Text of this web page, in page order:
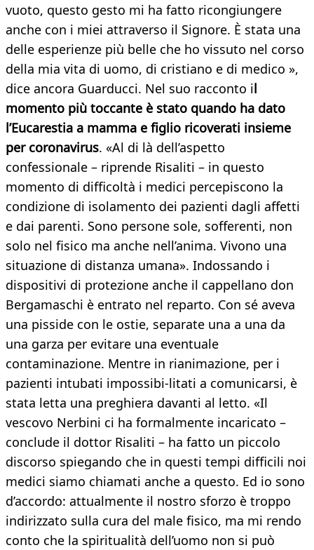
vuoto, questo gesto mi ha fatto ricongiungere
anche con i miei attraverso il Signore. È stata una
delle esperienze più belle che ho vissuto nel corso
della mia vita di uomo, di cristiano e di medico »,
dice ancora Guarducci. Nel suo racconto il
momento più toccante è stato quando ha dato
l’Eucarestia a mamma e figlio ricoverati insieme
per coronavirus. «Al di là dell’aspetto
confessionale – riprende Risaliti – in questo
momento di difficoltà i medici percepiscono la
condizione di isolamento dei pazienti dagli affetti
e dai parenti. Sono persone sole, sofferenti, non
solo nel fisico ma anche nell’anima. Vivono una
situazione di distanza umana». Indossando i
dispositivi di protezione anche il cappellano don
Bergamaschi è entrato nel reparto. Con sé aveva
una pisside con le ostie, separate una a una da
una garza per evitare una eventuale
contaminazione. Mentre in rianimazione, per i
pazienti intubati impossibi-litati a comunicarsi, è
stata letta una preghiera davanti al letto. «Il
vescovo Nerbini ci ha formalmente incaricato –
conclude il dottor Risaliti – ha fatto un piccolo
discorso spiegando che in questi tempi difficili noi
medici siamo chiamati anche a questo. Ed io sono
d’accordo: attualmente il nostro sforzo è troppo
indirizzato sulla cura del male fisico, ma mi rendo
conto che la spiritualità dell’uomo non si può